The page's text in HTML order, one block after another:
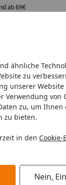
ähnliche
zu
unserer
von
zu, um Ihnen
zu bieten.
in den
Nein,
ab 69€
Neuheiten